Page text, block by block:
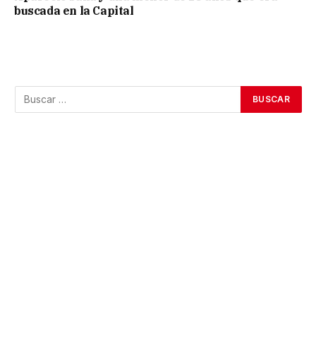
buscada en la Capital